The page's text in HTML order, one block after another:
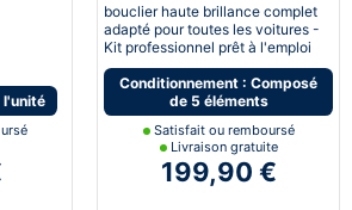
l'unité
bouclier haute brillance complet
adapté pour toutes les voitures -
Kit professionnel prêt à l'emploi
Conditionnement : Composé
de 5 éléments
Satisfait ou remboursé
Livraison gratuite
199,90 €